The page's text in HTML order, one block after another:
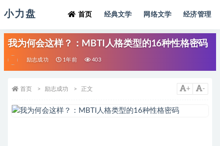
小力盘 首页 经典文学 网络文学 经济管理
我为何会这样？：MBTI人格类型的16种性格密码
励志成功 1年前 403
+ -
首页 励志成功 正文